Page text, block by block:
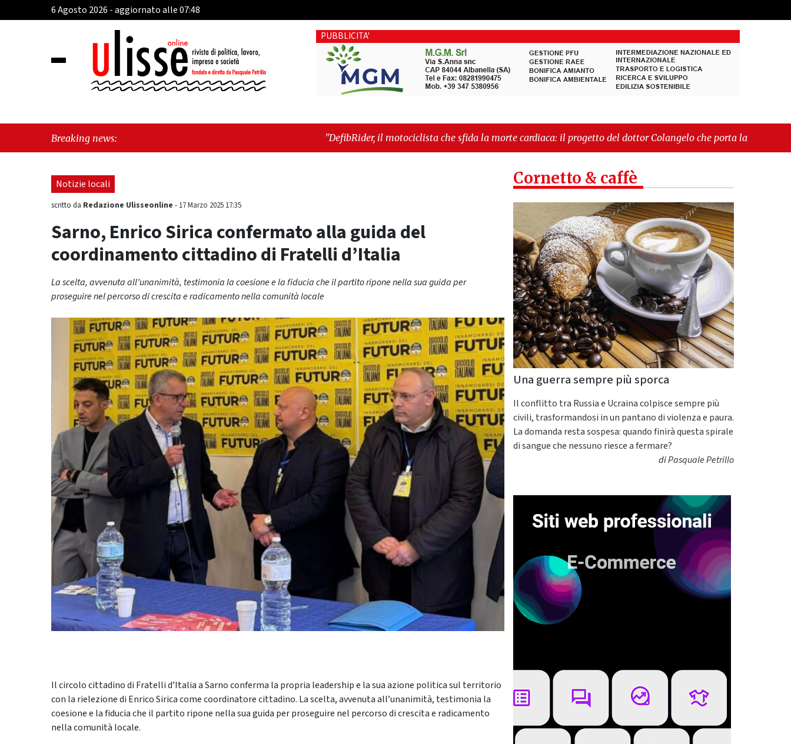
6 Agosto 2026 - aggiornato alle 07:48
PUBBLICITA'
Breaking news:
"DefibRider, il motociclista che sfida la morte cardiaca: il progetto del dottor Colangelo che porta la cardioprotezione tra
la gente" -"Cava de’ Tirreni, devastata nella notte la Villa comunale. Il sindaco Giordano: «Non ci fermeremo»"
Notizie locali
scritto da Redazione Ulisseonline - 17 Marzo 2025 17:35
Sarno, Enrico Sirica confermato alla guida del
coordinamento cittadino di Fratelli d’Italia
La scelta, avvenuta all’unanimità, testimonia la coesione e la fiducia che il partito ripone nella sua guida per
proseguire nel percorso di crescita e radicamento nella comunità locale
Il circolo cittadino di Fratelli d’Italia a Sarno conferma la propria leadership e la sua azione politica sul territorio
con la rielezione di Enrico Sirica come coordinatore cittadino. La scelta, avvenuta all’unanimità, testimonia la
coesione e la fiducia che il partito ripone nella sua guida per proseguire nel percorso di crescita e radicamento
nella comunità locale.
Cornetto & caffè
Una guerra sempre più sporca
Il conflitto tra Russia e Ucraina colpisce sempre più
civili, trasformandosi in un pantano di violenza e paura.
La domanda resta sospesa: quando finirà questa spirale
di sangue che nessuno riesce a fermare?
diPasquale Petrillo